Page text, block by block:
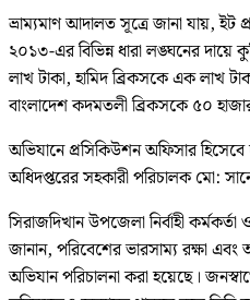
ভ্রাম্যমাণ আদালত সূত্রে জানা যায়, ইট
২০১৩-এর বিভিন্ন ধারা লঙ্ঘনের দায়ে
লাখ টাকা, হামিদ ব্রিকসকে এক লাখ
বাংলাদেশ কদমতলী ব্রিকসকে ৫০
অভিযানে প্রসিকিউশন অফিসার
অধিদপ্তরের সহকারী পরিচালক মো:
সিরাজদিখান উপজেলা নির্বাহী কর্মকর্তা
জানান, পরিবেশের ভারসাম্য রক্ষা
অভিযান পরিচালনা করা হয়েছে।